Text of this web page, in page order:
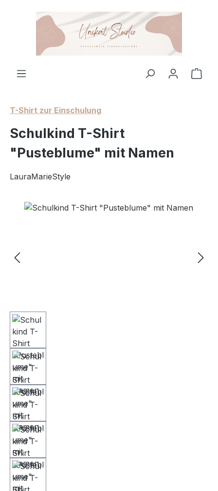
Zum Hauptinhalt springen
T-Shirt zur Einschulung
Schulkind T-Shirt
"Pusteblume" mit Namen
LauraMarieStyle
Bildergalerie überspringen